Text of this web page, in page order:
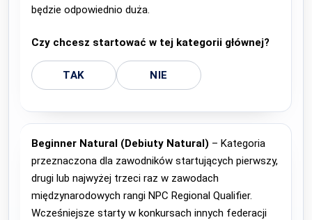
będzie odpowiednio duża.
Czy chcesz startować w tej kategorii głównej?
TAK NIE
Beginner Natural (Debiuty Natural) – Kategoria
przeznaczona dla zawodników startujących pierwszy,
drugi lub najwyżej trzeci raz w zawodach
międzynarodowych rangi NPC Regional Qualifier.
Wcześniejsze starty w konkursach innych federacji